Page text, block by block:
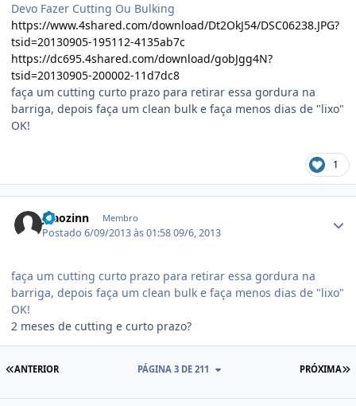
Devo Fazer Cutting Ou Bulking
https://www.4shared.com/download/Dt2OkJ54/DSC06238.JPG?
tsid=20130905-195112-4135ab7c
https://dc695.4shared.com/download/gobJgg4N?
tsid=20130905-200002-11d7dc8
faça um cutting curto prazo para retirar essa gordura na
barriga, depois faça um clean bulk e faça menos dias de "lixo"
OK!
1
joaozinn Membro
Postado6/09/2013 às 01:5809/6, 2013
faça um cutting curto prazo para retirar essa gordura na
barriga, depois faça um clean bulk e faça menos dias de "lixo"
OK!
2 meses de cutting e curto prazo?
PRIMEIRA PÁGINA
ANTERIOR PRÓXIMA
PÁGINA 3 DE 211